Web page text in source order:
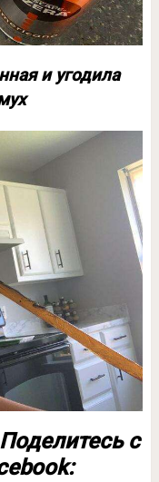
и угодила
с